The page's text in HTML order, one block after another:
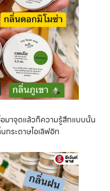
มาจุดแล้วก็ความรู้สึกแบบนั้น
กระดาษไอเลิฟอิท